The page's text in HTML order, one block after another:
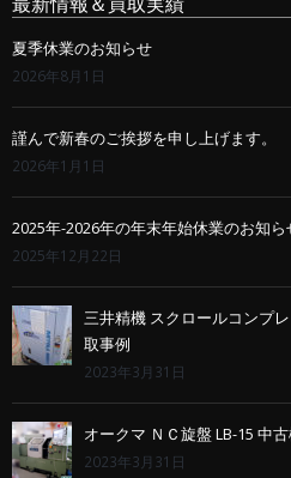
夏季休業のお知らせ
2026年8月1日
謹んで新春のご挨拶を申し上げます。
2026年1月1日
2025年-2026年の年末年始休業のお知ら
2025年12月22日
三井精機 スクロールコンプ
取事例
2023年3月31日
オークマ ＮＣ旋盤 LB-15 中
2023年3月31日